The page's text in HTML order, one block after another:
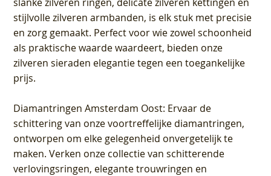
stijlvolle zilveren armbanden, is elk stuk met precisie
en zorg gemaakt. Perfect voor wie zowel schoonheid
als praktische waarde waardeert, bieden onze
zilveren sieraden elegantie tegen een toegankelijke
prijs.
Diamantringen Amsterdam Oost: Ervaar de
schittering van onze voortreffelijke diamantringen,
ontworpen om elke gelegenheid onvergetelijk te
maken. Verken onze collectie van schitterende
verlovingsringen, elegante trouwringen en